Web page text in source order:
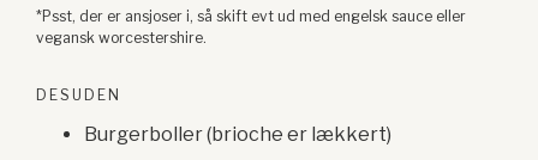
*Psst, der er ansjoser i, så skift evt ud med engelsk sauce eller
vegansk worcestershire.
DESUDEN
Burgerboller (brioche er lækkert)